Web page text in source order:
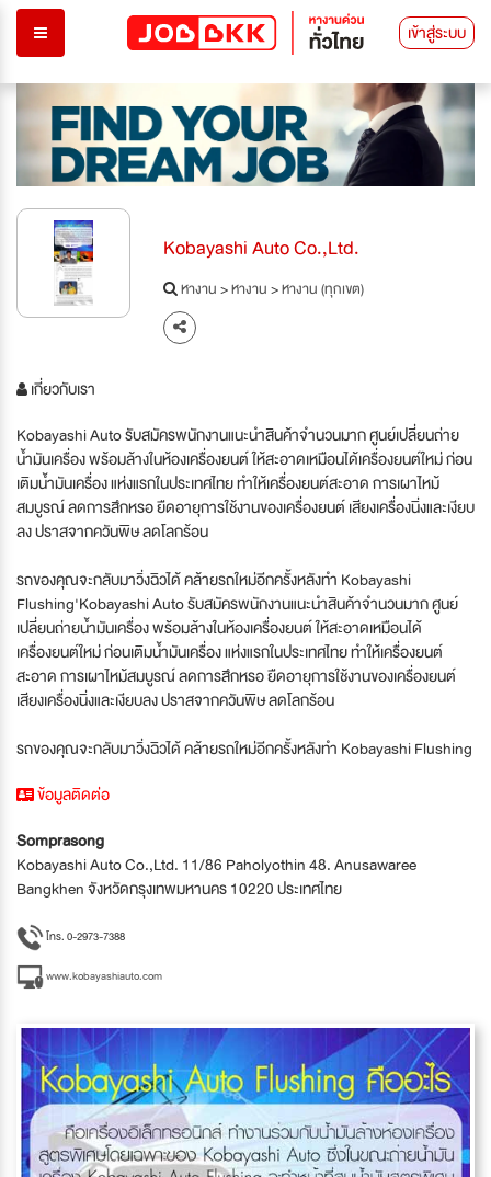
เข้าสู่ระบบ
Kobayashi Auto Co.,Ltd.
หางาน>หางาน>หางาน (ทุกเขต)
เกี่ยวกับเรา
Kobayashi Auto รับสมัครพนักงานแนะนำสินค้าจำนวนมาก ศูนย์เปลี่ยนถ่าย
น้ำมันเครื่อง พร้อมล้างในห้องเครื่องยนต์ ให้สะอาดเหมือนได้เครื่องยนต์ใหม่ ก่อน
เติมน้ำมันเครื่อง แห่งแรกในประเทศไทย ทำให้เครื่องยนต์สะอาด การเผาไหม้
สมบูรณ์ ลดการสึกหรอ ยืดอายุการใช้งานของเครื่องยนต์ เสียงเครื่องนิ่งและเงียบ
ลง ปราสจากควันพิษ ลดโลกร้อน
รถของคุณจะกลับมาวิ่งฉิวได้ คล้ายรถใหม่อีกครั้งหลังทำ Kobayashi
Flushing'Kobayashi Auto รับสมัครพนักงานแนะนำสินค้าจำนวนมาก ศูนย์
เปลี่ยนถ่ายน้ำมันเครื่อง พร้อมล้างในห้องเครื่องยนต์ ให้สะอาดเหมือนได้
เครื่องยนต์ใหม่ ก่อนเติมน้ำมันเครื่อง แห่งแรกในประเทศไทย ทำให้เครื่องยนต์
สะอาด การเผาไหม้สมบูรณ์ ลดการสึกหรอ ยืดอายุการใช้งานของเครื่องยนต์
เสียงเครื่องนิ่งและเงียบลง ปราสจากควันพิษ ลดโลกร้อน
รถของคุณจะกลับมาวิ่งฉิวได้ คล้ายรถใหม่อีกครั้งหลังทำ Kobayashi Flushing
ข้อมูลติดต่อ
Somprasong
Kobayashi Auto Co.,Ltd. 11/86 Paholyothin 48. Anusawaree
Bangkhen จังหวัดกรุงเทพมหานคร 10220 ประเทศไทย
โทร. 0-2973-7388
www.kobayashiauto.com